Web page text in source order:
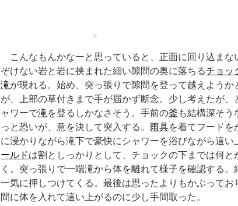
こんなもんかなーと思っていると、正面に回り込まな
ぞけない岩と岩に挟まれた細い隙間の奥に落ちるチョッ
滝が現れる。始め、突っ張りで隙間を登って越えようか
が、上部の草付きまで手が届かず断念。少し考えたが、
ャワーで滝を登るしかなさそう。手前の釜 も結構深そう
っと恐いが、意を決して突入する。雨具を着てフードを
に浸かりながら滝下で豪快にシャワーを浴びながら這い
ールドは割としっかりとして、チョックの下までは何と
く。突っ張りで一端滝から体を離れて様子を確認する。
一気に押しつけてくる。最後は思ったよりもかぶってお
間に体を入れて這い上がるのに少し手間取った。